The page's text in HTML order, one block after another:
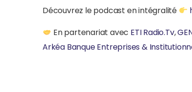
Découvrez le podcast en intégralité
En partenariat avec ETI Radio.Tv,
Arkéa Banque Entreprises &